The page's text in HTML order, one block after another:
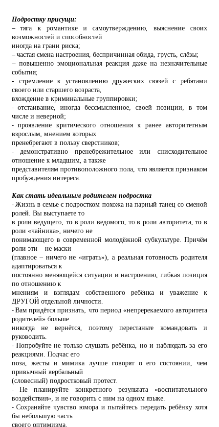
Подростку присущи:
–
тяга к романтике и самоутверждению, выяснение своих
возможностей и способностей
иногда на грани риска;
– частая смена настроения, беспричинная обида, грусть, слёзы;
– повышенно эмоциональная реакция даже на незначительные
события;
- стремление к установлению дружеских связей с ребятами
своего или старшего возраста,
вхождение в криминальные группировки;
- отстаивание, иногда бессмысленное, своей позиции, в том
числе и неверной;
- проявление критического отношения к ранее авторитетным
взрослым, мнением которых
пренебрегают в пользу сверстников;
-
демонстративно пренебрежительное или снисходительное
отношение к младшим, а также
представителям противоположного пола, что является признаком
пробуждения интереса.
Как стать идеальным родителем подростка
- Жизнь в семье с подростком похожа на парный танец со сменой
ролей. Вы выступаете то
в роли ведущего, то в роли ведомого, то в роли авторитета, то в
роли «чайника», ничего не
понимающего в современной молодёжной субкультуре. Причём
роли эти – не маски
(главное – ничего не «играть»), а реальная готовность родителя
адаптироваться к
постоянно меняющейся ситуации и настроению, гибкая позиция
по отношению к
мнениям и взглядам собственного ребёнка и уважение к
ДРУГОЙ отдельной личности.
- Вам придётся признать, что период «непререкаемого авторитета
родителей» больше
никогда не вернётся, поэтому перестаньте командовать и
руководить.
- Попробуйте не только слушать ребёнка, но и наблюдать за его
реакциями. Подчас его
поза, жесты и мимика лучше говорят о его состоянии, чем
привычный вербальный
(словесный) подростковый протест.
-
Не планируйте конкретного результата «воспитательного
воздействия», и не говорить с ним на одном языке.
- Сохраняйте чувство юмора и пытайтесь передать ребёнку хотя
бы небольшую часть
своего оптимизма.